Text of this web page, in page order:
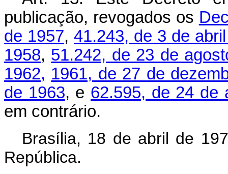
publicação, revogados os
de 1957, 41.243, de 3 de
1958, 51.242, de 23 de
1962, 1961, de 27 de
de 1963, e 62.595, de 24 de
em contrário.
Brasília, 18 de abril de
República.